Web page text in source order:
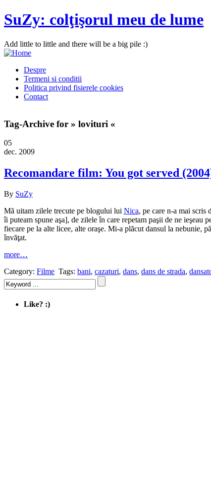
SuZy: colţişorul meu de lume
Add little to little and there will be a big pile :)
Despre
Termeni si conditii
Politica privind fisierele cookies
Contact
Tag-Archive for » lovituri «
05
dec. 2009
Recomandare film: You got served
By SuZy
Mă uitam zilele trecute pe blogului lui Nica, pe care n-a mai scris
îi puteam spune aşa], de zilele în care repetam paşii de ne ieşeau
fiecare pe la alte licee, alte oraşe. Mi-a plăcut dansul la nebunie,
învăţat.
more…
Category: Filme Tags: bani, cazaturi, dans, dans de strada,
Like? :)